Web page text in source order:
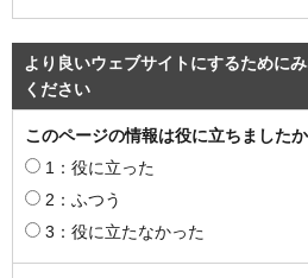
より良いウェブサイトにするために
ください
このページの情報は役に立ちましたか
1：役に立った
2：ふつう
3：役に立たなかった